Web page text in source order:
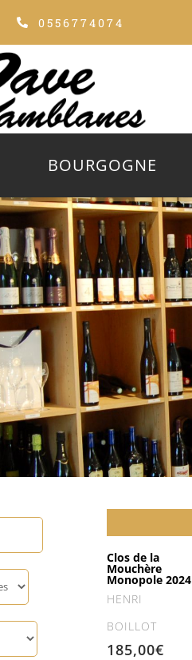
0556774074
BOURGOGNE
Clos de la
Mouchère
Monopole 2024
HENRI
BOILLOT
185,00€